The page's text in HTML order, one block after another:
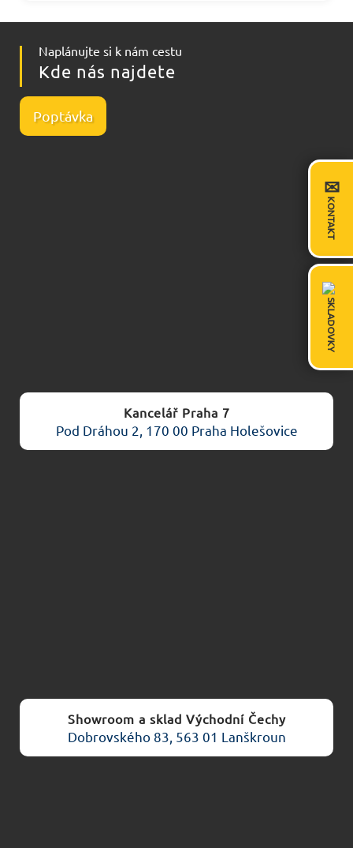
Naplánujte si k nám cestu
Kde nás najdete
Poptávka
Kancelář Praha 7
Pod Dráhou 2, 170 00 Praha Holešovice
Showroom a sklad Východní Čechy
Dobrovského 83, 563 01 Lanškroun
✉
KONTAKT
SKLADOVKY